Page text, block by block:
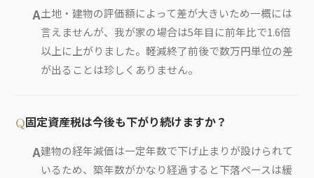
土地・建物の評価額によって差が大きいため一概には
言えませんが、我が家の場合は5年目に前年比で1.6倍
以上に上がりました。軽減終了前後で数万円単位の差
が出ることは珍しくありません。
固定資産税は今後も下がり続けますか？
建物の経年減価は一定年数で下げ止まりが設けられて
いるため、築年数がかなり経過すると下落ペースは緩